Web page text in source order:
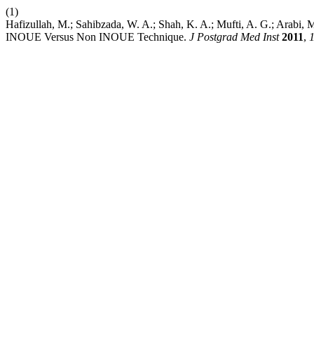
(1)
Hafizullah, M.; Sahibzada, W. A.; Shah, K. A.; Mufti, A. G.; Arabi,
INOUE Versus Non INOUE Technique. J Postgrad Med Inst 2011,